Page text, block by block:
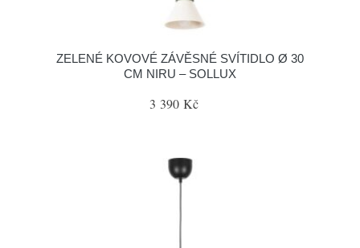
ZELENÉ KOVOVÉ ZÁVĚSNÉ SVÍTIDLO Ø 30
CM NIRU – SOLLUX
3 390 Kč